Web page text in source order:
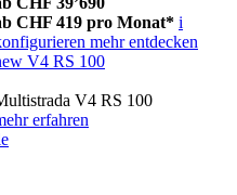
CHF 419 pro Monat* i
mehr entdecken
V4 RS 100
V4 RS 100
erfahren